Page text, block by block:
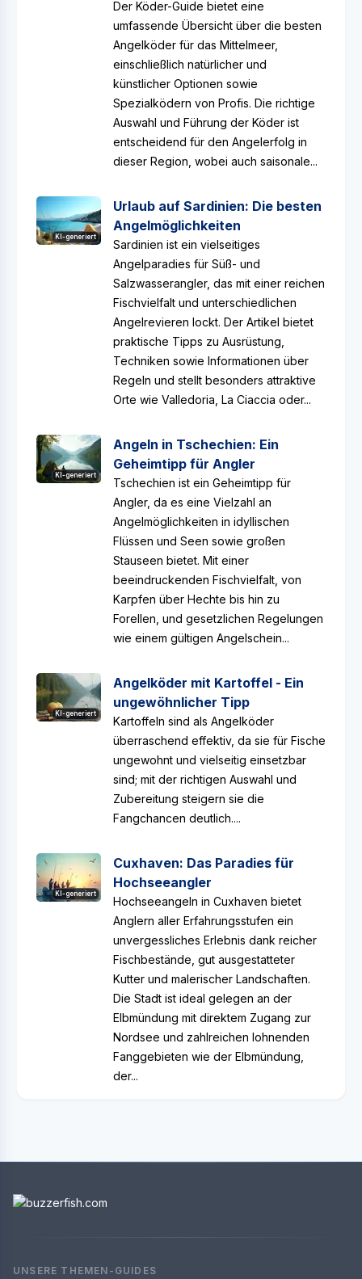
Der Köder-Guide bietet eine
umfassende Übersicht über die besten
Angelköder für das Mittelmeer,
einschließlich natürlicher und
künstlicher Optionen sowie
Spezialködern von Profis. Die richtige
Auswahl und Führung der Köder ist
entscheidend für den Angelerfolg in
dieser Region, wobei auch saisonale...
KI-generiert
Urlaub auf Sardinien: Die besten
Angelmöglichkeiten
Sardinien ist ein vielseitiges
Angelparadies für Süß- und
Salzwasserangler, das mit einer reichen
Fischvielfalt und unterschiedlichen
Angelrevieren lockt. Der Artikel bietet
praktische Tipps zu Ausrüstung,
Techniken sowie Informationen über
Regeln und stellt besonders attraktive
Orte wie Valledoria, La Ciaccia oder...
KI-generiert
Angeln in Tschechien: Ein
Geheimtipp für Angler
Tschechien ist ein Geheimtipp für
Angler, da es eine Vielzahl an
Angelmöglichkeiten in idyllischen
Flüssen und Seen sowie großen
Stauseen bietet. Mit einer
beeindruckenden Fischvielfalt, von
Karpfen über Hechte bis hin zu
Forellen, und gesetzlichen Regelungen
wie einem gültigen Angelschein...
KI-generiert
Angelköder mit Kartoffel - Ein
ungewöhnlicher Tipp
Kartoffeln sind als Angelköder
überraschend effektiv, da sie für Fische
ungewohnt und vielseitig einsetzbar
sind; mit der richtigen Auswahl und
Zubereitung steigern sie die
Fangchancen deutlich....
KI-generiert
Cuxhaven: Das Paradies für
Hochseeangler
Hochseeangeln in Cuxhaven bietet
Anglern aller Erfahrungsstufen ein
unvergessliches Erlebnis dank reicher
Fischbestände, gut ausgestatteter
Kutter und malerischer Landschaften.
Die Stadt ist ideal gelegen an der
Elbmündung mit direktem Zugang zur
Nordsee und zahlreichen lohnenden
Fanggebieten wie der Elbmündung,
der...
UNSERE THEMEN-GUIDES